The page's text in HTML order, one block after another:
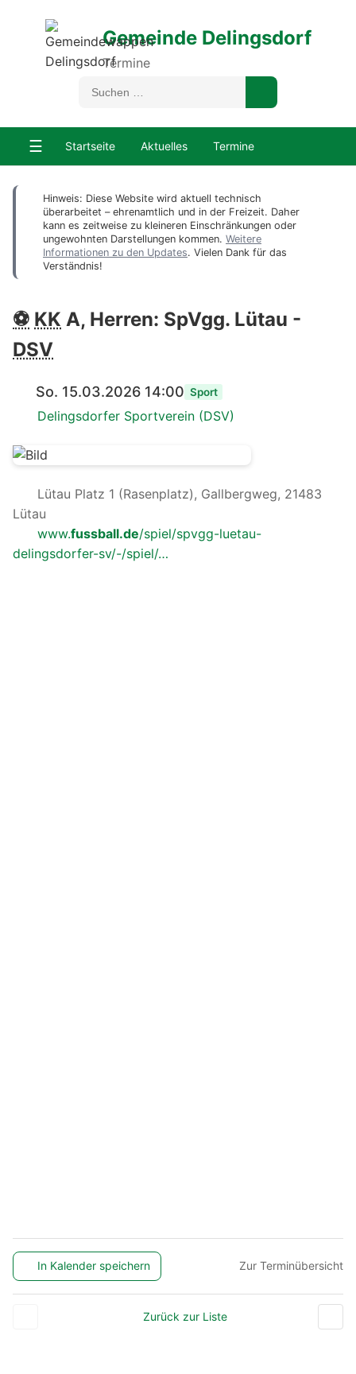
Gemeinde Delingsdorf
Termine
☰ Startseite Aktuelles Termine
Hinweis: Diese Website wird aktuell technisch
überarbeitet – ehrenamtlich und in der Freizeit. Daher
kann es zeitweise zu kleineren Einschränkungen oder
ungewohnten Darstellungen kommen. Weitere
Informationen zu den Updates. Vielen Dank für das
Verständnis!
⚽ KK A, Herren: SpVgg. Lütau -
DSV
So. 15.03.2026 14:00 Sport
Delingsdorfer Sportverein (DSV)
Lütau Platz 1 (Rasenplatz), Gallbergweg, 21483
Lütau
www.fussball.de/spiel/spvgg-luetau-
delingsdorfer-sv/-/spiel/…
In Kalender speichern Zur Terminübersicht
Zurück zur Liste